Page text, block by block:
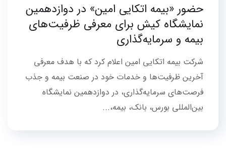
حضور «بیمه اتکایی امین» در دوازدهمین
نمایشگاه کیش برای معرفی ظرفیت‌های
بیمه و سرمایه‌گذاری
شرکت بیمه اتکایی امین اعلام کرد که با هدف معرفی
آخرین ظرفیت‌ها و خدمات خود در صنعت بیمه و جذب
فرصت‌های سرمایه‌گذاری، در دوازدهمین نمایشگاه
بین‌المللی بورس، بانک، بیمه،...